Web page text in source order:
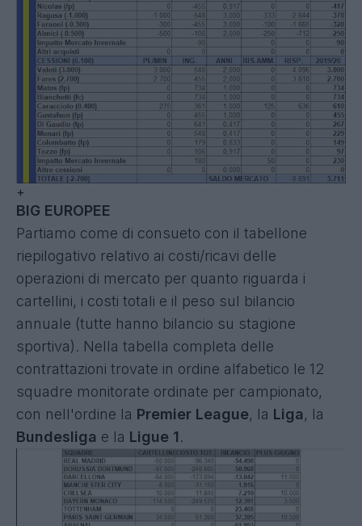
+
BIG EUROPEE
Partiamo come di consueto con il tabellone
riepilogativo relativo ai costi/ricavi delle
operazioni di mercato per quanto riguarda i
cartellini, i costi totali e il peso sul bilancio
annuale (tutte hanno bilancio su stagione
sportiva). Nella tabella completa delle
contrattazioni trovate in ordine alfabetico le 12
squadre monitorate ordinate per campionato,
con nell'ordine la Premier League, la Liga, la
Bundesliga e la Ligue 1.